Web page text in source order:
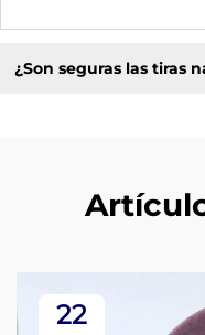
¿Son seguras las tiras
22